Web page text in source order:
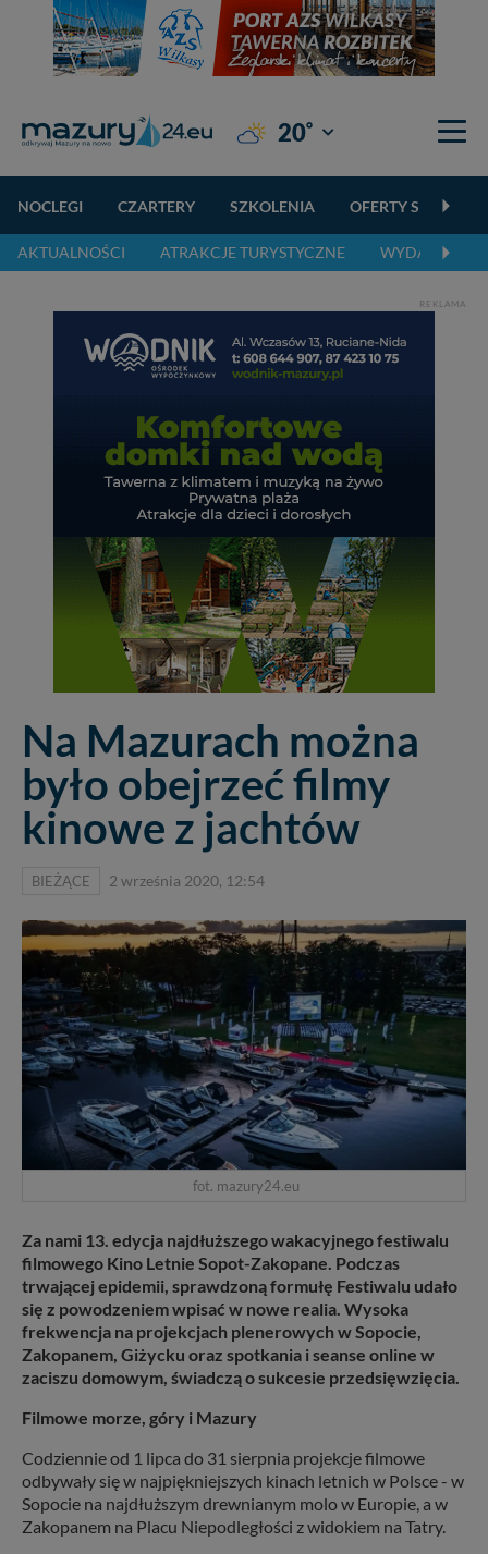
20° Giżycko
NOCLEGI CZARTERY SZKOLENIA OFERTY
AKTUALNOŚCI ATRAKCJE TURYSTYCZNE WYDARZENIA
REKLAMA
Na Mazurach można
było obejrzeć filmy
kinowe z jachtów
BIEŻĄCE 2 września 2020, 12:54
fot. mazury24.eu
Za nami 13. edycja najdłuższego wakacyjnego festiwalu
filmowego Kino Letnie Sopot-Zakopane. Podczas
trwającej epidemii, sprawdzoną formułę Festiwalu udało
się z powodzeniem wpisać w nowe realia. Wysoka
frekwencja na projekcjach plenerowych w Sopocie,
Zakopanem, Giżycku oraz spotkania i seanse online w
zaciszu domowym, świadczą o sukcesie przedsięwzięcia.
Filmowe morze, góry i Mazury
Codziennie od 1 lipca do 31 sierpnia projekcje filmowe
odbywały się w najpiękniejszych kinach letnich w Polsce - w
Sopocie na najdłuższym drewnianym molo w Europie, a w
Zakopanem na Placu Niepodległości z widokiem na Tatry.